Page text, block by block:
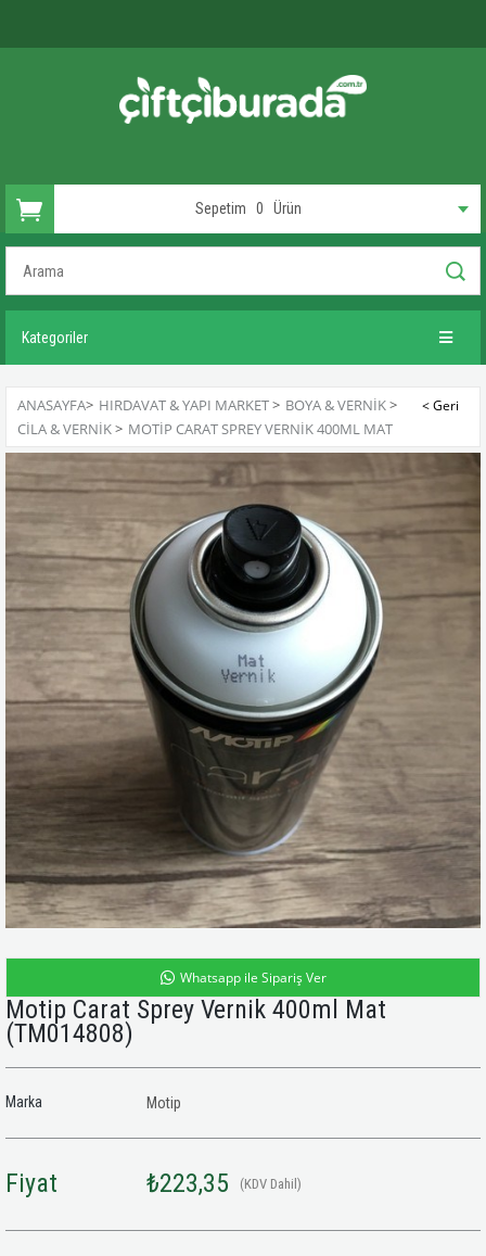
Sepetim 0 Ürün
Kategoriler
ANASAYFA> HIRDAVAT & YAPI MARKET> BOYA & VERNIK>
CILA & VERNIK> MOTIP CARAT SPREY VERNIK 400ML MAT
Whatsapp ile Sipariş Ver
Motip Carat Sprey Vernik 400ml Mat
(TM014808)
Marka Motip
Fiyat ₺223,35 (KDV Dahil)